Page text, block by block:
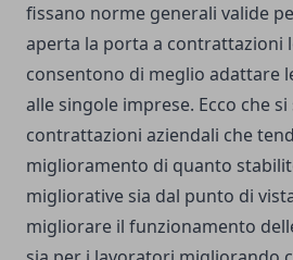
fissano norme generali valide
aperta la porta a contrattazioni
consentono di meglio adattare
alle singole imprese. Ecco che
contrattazioni aziendali che
miglioramento di quanto
migliorative sia dal punto di
migliorare il funzionamento